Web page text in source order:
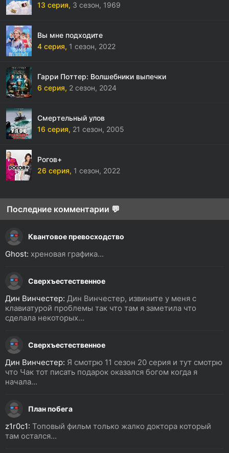
13 серия, 3 сезон, 1969
Вы мне подходите
4 серия, 1 сезон, 2022
Гарри Поттер: Волшебники выпечки
6 серия, 2 сезон, 2024
Смертельный улов
16 серия, 21 сезон, 2005
Рогов+
26 серия, 1 сезон, 2022
Последние комментарии 💬
Квантовое превосходство
Ghost: хреновая графика...
Сверхъестественное
Дин Винчестер: Дин Винчестер, извините у меня с
клавиатурой проблемы так что там я заметила что
сделала некоторых...
Сверхъестественное
Дин Винчестер: Я смотрю 11 сезон 20 серия и тут смотрю
что Чак тот писать подарок оказался богом когда я
начала...
План побега
z1r0c1: Топовый фильм только жалко доктора который
там остался...